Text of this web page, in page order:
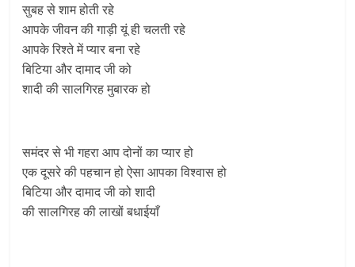
सुबह से शाम होती रहे
आपके जीवन की गाड़ी यूं ही चलती रहे
आपके रिश्ते में प्यार बना रहे
बिटिया और दामाद जी को
शादी की सालगिरह मुबारक हो
समंदर से भी गहरा आप दोनों का प्यार हो
एक दूसरे की पहचान हो ऐसा आपका विश्वास हो
बिटिया और दामाद जी को शादी
की सालगिरह की लाखों बधाईयाँ